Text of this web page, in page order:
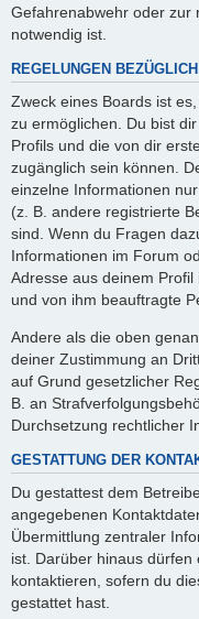
Gefahrenabwehr oder zur
notwendig ist.
REGELUNGEN
Zweck eines Boards ist
zu ermöglichen. Du bist
Profils und die von dir
zugänglich sein können.
einzelne Informationen
(z. B. andere registrierte
sind. Wenn du Fragen
Informationen im Forum
Adresse aus deinem
und von ihm beauftragte
Andere als die oben
deiner Zustimmung an
auf Grund gesetzlicher
B. an
Durchsetzung rechtlicher
GESTATTUNG DER
Du gestattest dem
angegebenen
Übermittlung zentraler
ist. Darüber hinaus
kontaktieren, sofern du
gestattet hast.